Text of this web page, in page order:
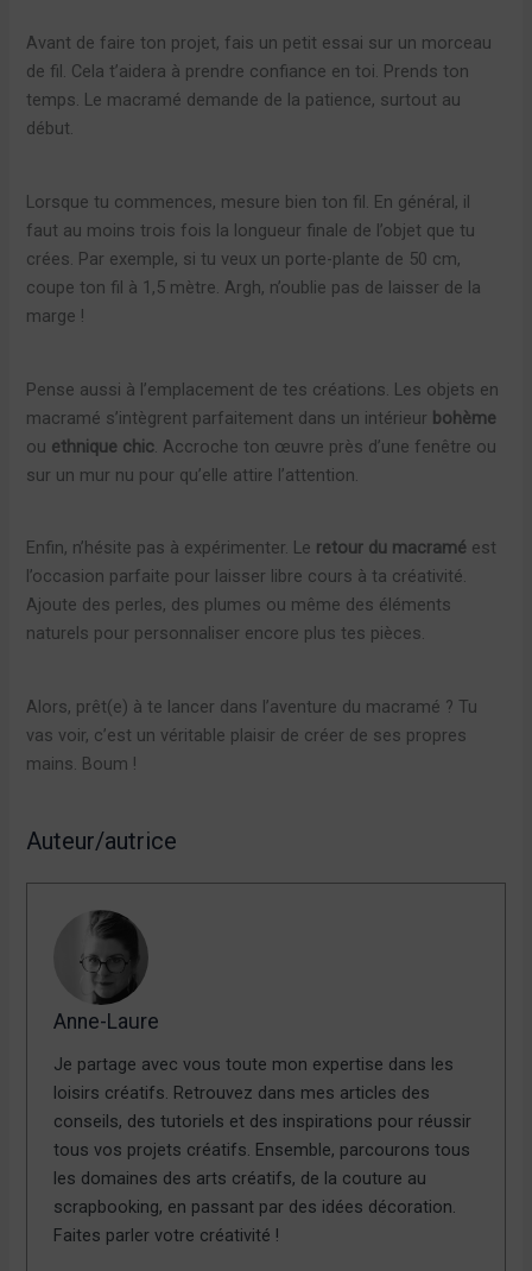
Avant de faire ton projet, fais un petit essai sur un morceau
de fil. Cela t’aidera à prendre confiance en toi. Prends ton
temps. Le macramé demande de la patience, surtout au
début.
Lorsque tu commences, mesure bien ton fil. En général, il
faut au moins trois fois la longueur finale de l’objet que tu
crées. Par exemple, si tu veux un porte-plante de 50 cm,
coupe ton fil à 1,5 mètre. Argh, n’oublie pas de laisser de la
marge !
Pense aussi à l’emplacement de tes créations. Les objets en
macramé s’intègrent parfaitement dans un intérieur bohème
ou ethnique chic . Accroche ton œuvre près d’une fenêtre ou
sur un mur nu pour qu’elle attire l’attention.
Enfin, n’hésite pas à expérimenter. Le retour du macramé est
l’occasion parfaite pour laisser libre cours à ta créativité.
Ajoute des perles, des plumes ou même des éléments
naturels pour personnaliser encore plus tes pièces.
Alors, prêt(e) à te lancer dans l’aventure du macramé ? Tu
vas voir, c’est un véritable plaisir de créer de ses propres
mains. Boum !
Auteur/autrice
Anne-Laure
Je partage avec vous toute mon expertise dans les
loisirs créatifs. Retrouvez dans mes articles des
conseils, des tutoriels et des inspirations pour réussir
tous vos projets créatifs. Ensemble, parcourons tous
les domaines des arts créatifs, de la couture au
scrapbooking, en passant par des idées décoration.
Faites parler votre créativité !